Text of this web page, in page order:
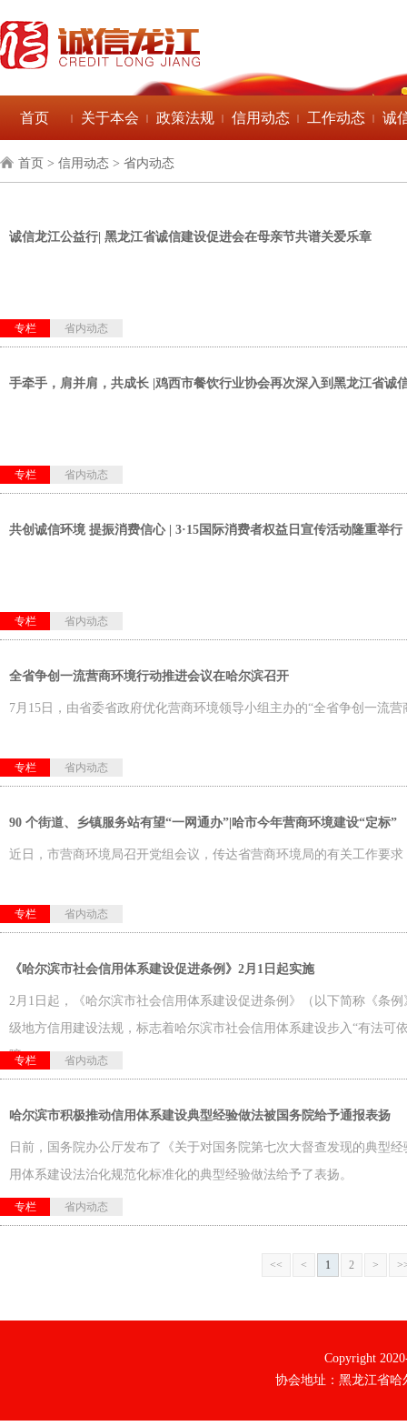
首页 | 关于本会 | 政策法规 | 信用动态 | 工作动态 | 诚
首页 > 信用动态 > 省内动态
诚信龙江公益行| 黑龙江省诚信建设促进会在母亲节共谱关爱乐章
专栏 省内动态
手牵手，肩并肩，共成长 |鸡西市餐饮行业协会再次深入到黑龙江省诚
专栏 省内动态
共创诚信环境 提振消费信心 | 3·15国际消费者权益日宣传活动隆重举行
专栏 省内动态
全省争创一流营商环境行动推进会议在哈尔滨召开
7月15日，由省委省政府优化营商环境领导小组主办的“全省争创一流
专栏 省内动态
90 个街道、乡镇服务站有望“一网通办”|哈市今年营商环境建设“定标”
近日，市营商环境局召开党组会议，传达省营商环境局的有关工作要求
专栏 省内动态
《哈尔滨市社会信用体系建设促进条例》2月1日起实施
2月1日起，《哈尔滨市社会信用体系建设促进条例》（以下简称《条
级地方信用建设法规，标志着哈尔滨市社会信用体系建设步入“有法可
障。
专栏 省内动态
哈尔滨市积极推动信用体系建设典型经验做法被国务院给予通报表扬
日前，国务院办公厅发布了《关于对国务院第七次大督查发现的典型
用体系建设法治化规范化标准化的典型经验做法给予了表扬。
专栏 省内动态
<< < 1 2 >
Copyright
协会地址：黑龙江省哈